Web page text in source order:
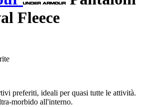
Fleece
preferiti, ideali per quasi tutte le attività.
morbido all'interno.